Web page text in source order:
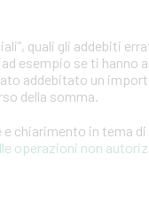
quali gli addebiti
esempio se ti hanno
addebitato un
della somma.
chiarimento in tema
operazioni non